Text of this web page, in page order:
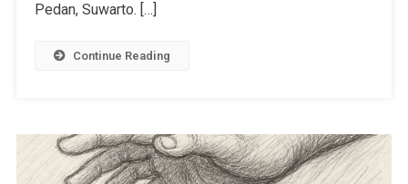
Pedan, Suwarto. […]
Continue Reading